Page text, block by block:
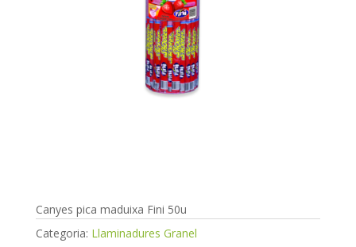
Canyes pica maduixa Fini 50u
Categoria: Llaminadures Granel